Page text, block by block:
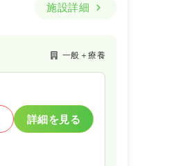
施設詳細
一般＋療養
詳細を見る